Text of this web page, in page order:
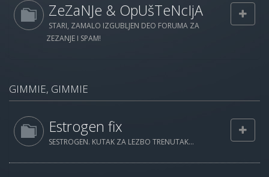
ZeZaNJe & OpUšTeNcIjA
STARI, ZAMALO IZGUBLJEN DEO FORUMA ZA
ZEZANJE I SPAM!
GIMMIE, GIMMIE
Estrogen fix
SESTROGEN. KUTAK ZA LEZBO TRENUTAK...